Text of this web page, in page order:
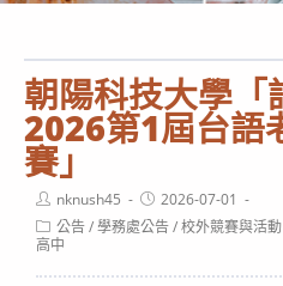
朝陽科技大學「
2026第1屆台語
賽」
Post
author:
nknush45
Post
published:
2026-07-01
Post
category:
公告/學務處公告/校外競賽與活動
高中